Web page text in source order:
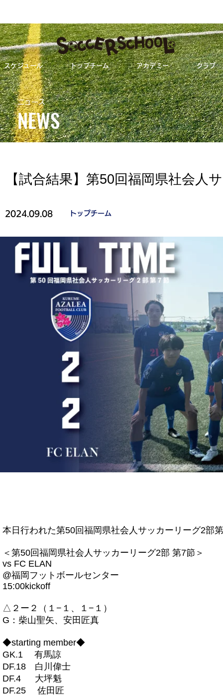
スケジュール トップチーム アカデミー クラブ
【試合結果】第50回福岡県社会人サッカーリ
ALL トップチーム
【試合結果】第50回福岡県社会人
2024.09.08 トップチーム
本日行われた第50回福岡県社会人サッカーリーグ2部
＜第50回福岡県社会人サッカーリーグ2部 第7節＞
vs FC ELAN
@福岡フットボールセンター
15:00kickoff
△２ー２（１−１、１−１）
G：柴山聖矢、安田匠真
◆starting member◆
GK.1 有馬諒
DF.18 白川偉士
DF.4 大坪魁
DF.25 佐田匠
NEWS
ニュース